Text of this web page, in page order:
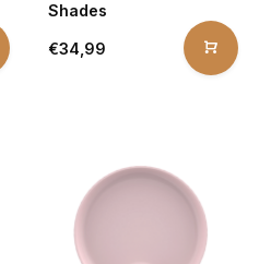
Shades
€34,99